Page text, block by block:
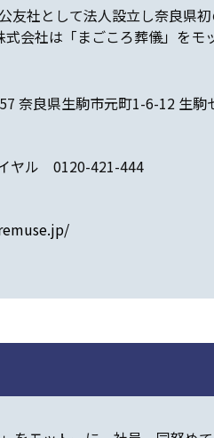
友社として法人設立し奈良県
会社は「まごころ葬儀」をモ
奈良県生駒市元町1-6-12 生駒
ヤル 0120-421-444